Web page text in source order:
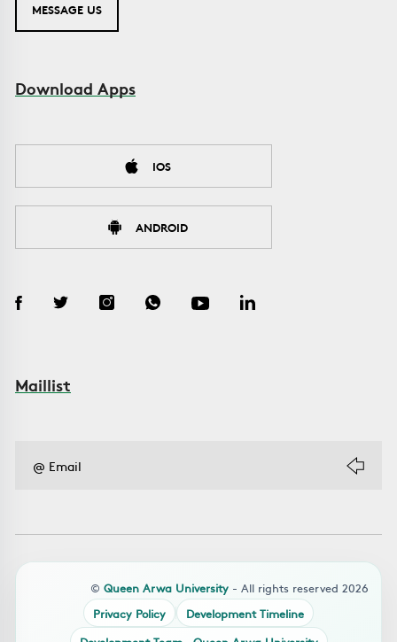
MESSAGE US
Download Apps
IOS
ANDROID
Maillist
© Queen Arwa University - All rights reserved 2026
Privacy Policy
Development Timeline